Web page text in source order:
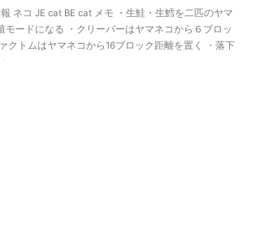
ネコ JE cat BE cat メモ ・生鮭・生鱈を二匹のヤマ
モードになる ・クリーパーはヤマネコから６ブロッ
クトムはヤマネコから16ブロック距離を置く ・落下